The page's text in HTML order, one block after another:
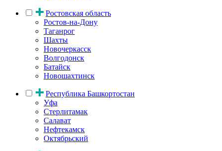
Ростовская область
Ростов-на-Дону
Таганрог
Шахты
Новочеркасск
Волгодонск
Батайск
Новошахтинск
Республика Башкортостан
Уфа
Стерлитамак
Салават
Нефтекамск
Октябрьский